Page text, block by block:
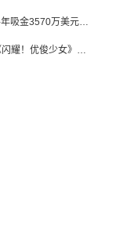
《皮克敏 Bloom》2026上半年吸金3570万美元，中国台湾成最大市场
出海首年营收超1亿美元，《闪耀！优俊少女》美国市场占比达七成